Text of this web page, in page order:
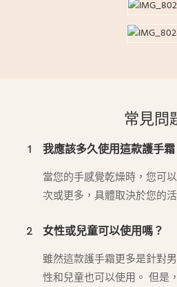
常見問
1 我應該多久使用這款護手霜
當您的手感覺乾燥時，您可
次或更多，具體取決於您的
2 女性或兒童可以使用嗎？
雖然這款護手霜更多是針對
性和兒童也可以使用。 但是